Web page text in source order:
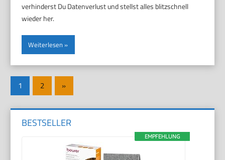
verhinderst Du Datenverlust und stellst alles blitzschnell
wieder her.
Weiterlesen
Seitennummerierung
der
Beiträge
1 2
Nächste
Beiträge
»
BESTSELLER
EMPFEHLUNG